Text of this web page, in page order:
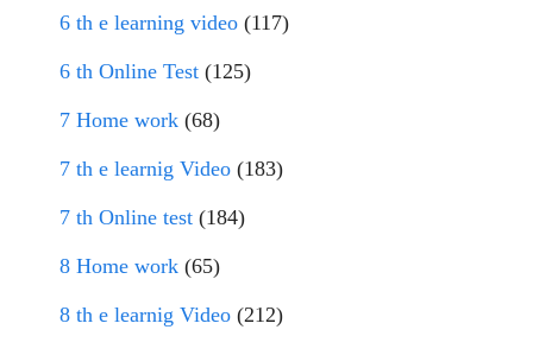
6 th e learning video (117)
6 th Online Test (125)
7 Home work (68)
7 th e learnig Video (183)
7 th Online test (184)
8 Home work (65)
8 th e learnig Video (212)